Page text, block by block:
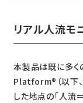
リアル人流モ
本製品は既に多
Platform® （以下
した地点の「人流